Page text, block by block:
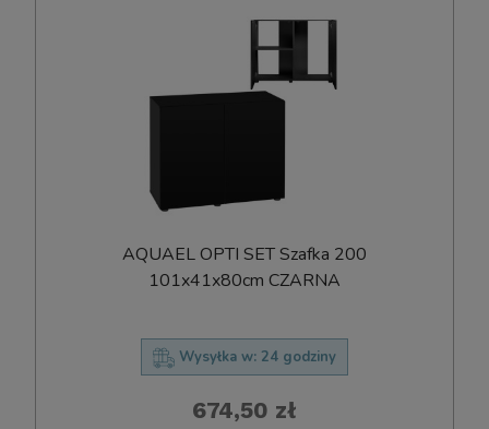
AQUAEL OPTI SET Szafka 200
101x41x80cm CZARNA
Wysyłka w: 24 godziny
674,50 zł